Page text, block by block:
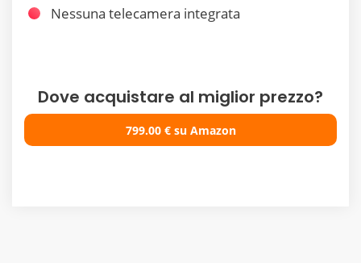
Dove acquistare al miglior prezzo?
799.00 € su Amazon
Nessuna telecamera integrata